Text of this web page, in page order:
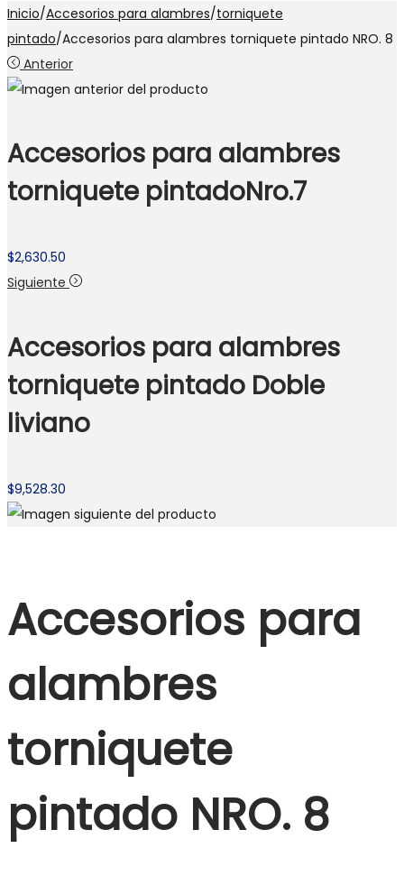
Inicio/Accesorios para alambres/torniquete
pintado/Accesorios para alambres torniquete pintado NRO. 8
Anterior
Accesorios para alambres
torniquete pintadoNro.7
$2,630.50
Siguiente
Accesorios para alambres
torniquete pintado Doble
liviano
$9,528.30
Accesorios para
alambres
torniquete
pintado NRO. 8